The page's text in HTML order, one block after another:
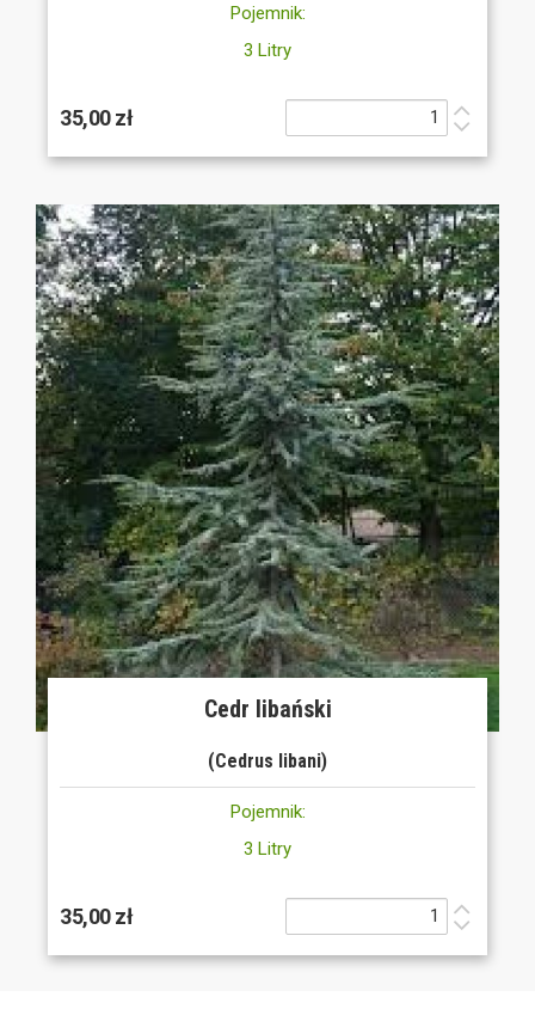
Pojemnik:
3 Litry
35,00 zł
Cedr libański
(Cedrus libani)
Pojemnik:
3 Litry
35,00 zł